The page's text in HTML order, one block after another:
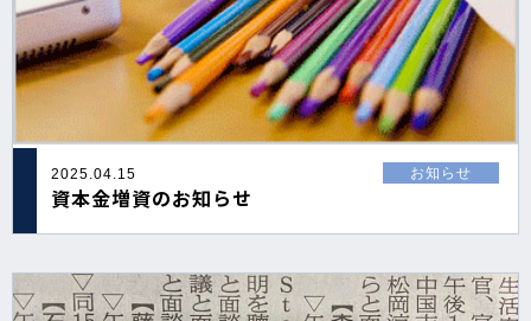
2025.04.15 お知らせ
資本金増資のお知らせ